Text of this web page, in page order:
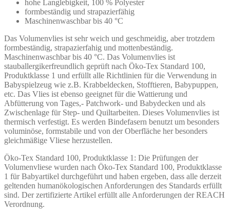
hohe Langlebigkeit, 100 % Polyester
formbeständig und strapazierfähig
Maschinenwaschbar bis 40 °C
Das Volumenvlies ist sehr weich und geschmeidig, aber trotzdem
formbeständig, strapazierfahig und mottenbeständig.
Maschinenwaschbar bis 40 °C. Das Volumenvlies ist
stauballergikerfreundlich geprüft nach Öko-Tex Standard 100,
Produktklasse 1 und erfüllt alle Richtlinien für die Verwendung in
Babyspielzeug wie z.B. Krabbeldecken, Stofftieren, Babypuppen,
etc. Das Vlies ist ebenso geeignet für die Wattierung und
Abfütterung von Tages,- Patchwork- und Babydecken und als
Zwischenlage für Step- und Quiltarbeiten. Dieses Volumenvlies ist
thermisch verfestigt. Es werden Bindefasern benutzt um besonders
voluminöse, formstabile und von der Oberfläche her besonders
gleichmäßige Vliese herzustellen.
Öko-Tex Standard 100, Produktklasse 1: Die Prüfungen der
Volumenvliese wurden nach Öko-Tex Standard 100, Produktklasse
1 für Babyartikel durchgeführt und haben ergeben, dass alle derzeit
geltenden humanökologischen Anforderungen des Standards erfüllt
sind. Der zertifizierte Artikel erfüllt alle Anforderungen der REACH
Verordnung.